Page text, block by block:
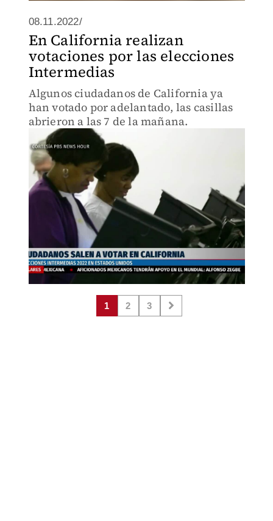
08.11.2022/
En California realizan
votaciones por las elecciones
Intermedias
Algunos ciudadanos de California ya
han votado por adelantado, las casillas
abrieron a las 7 de la mañana.
1 2 3